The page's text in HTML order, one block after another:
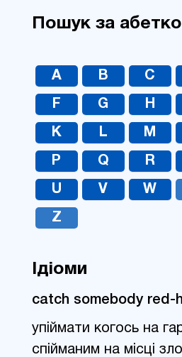
Пошук за
A B C
F G H
K L M
P Q R
U V W
Z
Ідіоми
catch somebody red-
упіймати когось на
спійманим на місці